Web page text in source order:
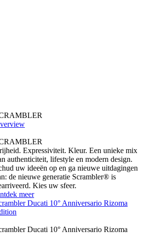
Expressiviteit. Kleur. Een unieke mix
authenticiteit, lifestyle en modern design.
uw ideeën op en ga nieuwe uitdagingen
de nieuwe generatie Scrambler® is
Kies uw sfeer.
meer
Ducati 10° Anniversario Rizoma
Ducati 10° Anniversario Rizoma